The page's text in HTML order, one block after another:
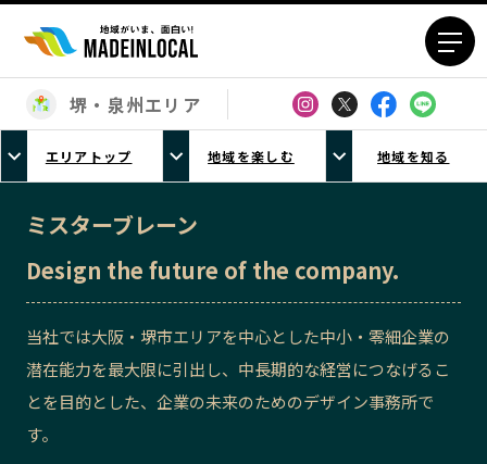
エリアから探す
北海道エリア
青森エリア
岩手エリア
福島エリア
茨城エリア
埼玉エリア
千葉エリア
東京23区エリア
多摩エリア
神奈川エリア
新潟エリア
富山エリア
堺・泉州エリア
エリアトップ 地域を楽しむ 地域を知る
ミスターブレーン
Design the future of the company.
当社では大阪・堺市エリアを中心とした中小・零細企業の
潜在能力を最大限に引出し、中長期的な経営につなげるこ
とを目的とした、企業の未来のためのデザイン事務所で
す。